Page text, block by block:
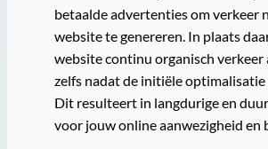
betaalde advertenties om verkeer
website te genereren. In plaats
website continu organisch verkeer
zelfs nadat de initiële optimalisatie
Dit resulteert in langdurige en
voor jouw online aanwezigheid en